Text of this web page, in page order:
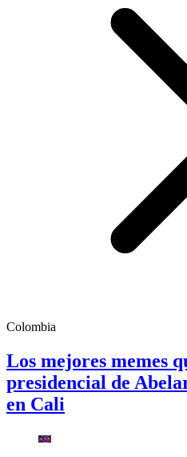
Colombia
Los mejores memes
presidencial de
en Cali